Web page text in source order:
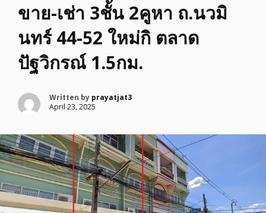
ขาย-เช่า 3ชั้น 2คูหา ถ.นวมิ
นทร์ 44-52 ใหม่กิ ตลาด
ปัฐวิกรณ์ 1.5กม.
Written by prayatjat3
April 23, 2025